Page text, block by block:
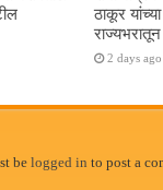
ठाकूर यांच्या
राज्यभरातून
2 days ago
be logged in to post a